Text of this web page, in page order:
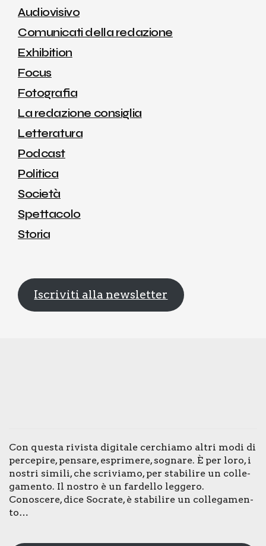
Audiovisivo
Comunicati della redazione
Exhibition
Focus
Fotografia
La redazione consiglia
Letteratura
Podcast
Politica
Società
Spettacolo
Storia
Iscriviti alla newsletter
Con que­sta rivi­sta digi­ta­le cer­chia­mo altri modi di
per­ce­pi­re, pen­sa­re, espri­me­re, sogna­re. È per loro, i
nostri simi­li, che scri­via­mo, per sta­bi­li­re un col­le­
ga­men­to. Il nostro è un far­del­lo leg­ge­ro.
Cono­sce­re, dice Socra­te, è sta­bi­li­re un col­le­ga­men­
to…